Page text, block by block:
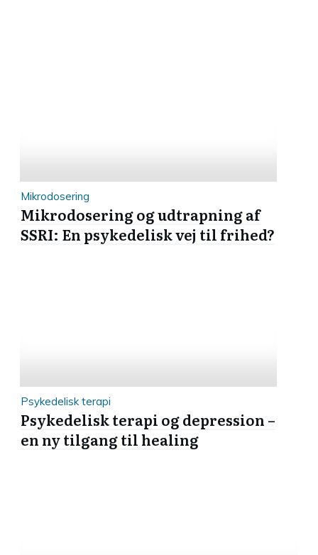
Mikrodosering
Mikrodosering og udtrapning af
SSRI: En psykedelisk vej til frihed?
Psykedelisk terapi
Psykedelisk terapi og depression –
en ny tilgang til healing